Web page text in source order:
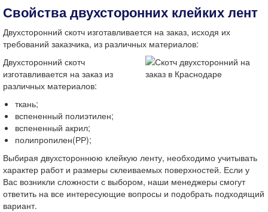
Свойства двухсторонних клейких лент
Двухсторонний скотч изготавливается на заказ, исходя их
требований заказчика, из различных материалов:
Двухсторонний скотч
изготавливается на заказ из
различных материалов:
ткань;
вспененный полиэтилен;
вспененный акрил;
полипропилен(РР);
Выбирая двухстороннюю клейкую ленту, необходимо учитывать
характер работ и размеры склеиваемых поверхностей. Если у
Вас возникли сложности с выбором, наши менеджеры смогут
ответить на все интересующие вопросы и подобрать подходящий
вариант.